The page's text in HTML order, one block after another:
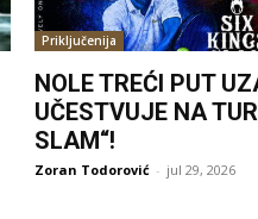
Priključenija
NOLE TREĆI PUT
UČESTVUJE NA
SLAM“!
Zoran Todorović - jul 29, 2026